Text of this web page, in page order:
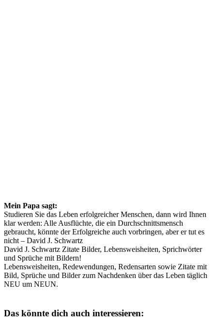
Mein Papa sagt:
Studieren Sie das Leben erfolgreicher Menschen, dann wird Ihnen
klar werden: Alle Ausflüchte, die ein Durchschnittsmensch
gebraucht, könnte der Erfolgreiche auch vorbringen, aber er tut es
nicht – David J. Schwartz
David J. Schwartz Zitate Bilder, Lebensweisheiten, Sprichwörter
und Sprüche mit Bildern!
Lebensweisheiten, Redewendungen, Redensarten sowie Zitate mit
Bild, Sprüche und Bilder zum Nachdenken über das Leben täglich
NEU um NEUN.
Das könnte dich auch interessieren: